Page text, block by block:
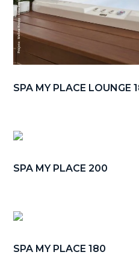
SPA MY PLACE LOUNGE
SPA MY PLACE 200
SPA MY PLACE 180